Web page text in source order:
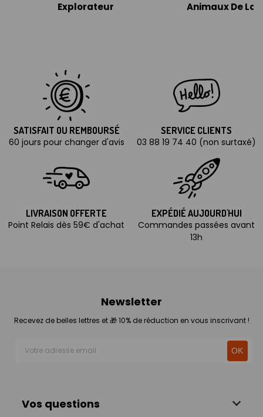
Explorateur Animaux De La
SATISFAIT OU REMBOURSÉ
60 jours pour changer d'avis
SERVICE CLIENTS
03 88 19 74 40 (non surtaxé)
LIVRAISON OFFERTE
Point Relais dès 59€ d'achat
EXPÉDIÉ AUJOURD'HUI
Commandes passées avant
13h
Vos questions
Newsletter
Recevez de belles lettres et 🎁 10% de réduction en vous inscrivant !